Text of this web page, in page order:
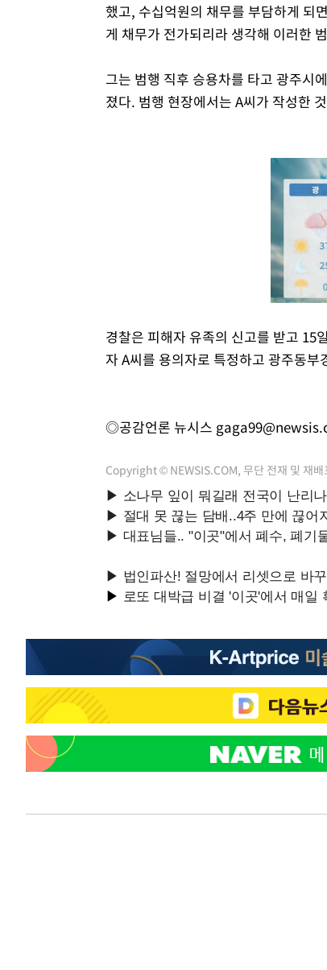
했고, 수십억원의 채무를 부담하게 되
게 채무가 전가되리라 생각해 이러한
그는 범행 직후 승용차를 타고 광주시
졌다. 범행 현장에서는 A씨가 작성한
경찰은 피해자 유족의 신고를 받고 15
자 A씨를 용의자로 특정하고 광주동
◎공감언론 뉴시스
Copyright © NEWSIS.COM, 무단 전재 및 재배